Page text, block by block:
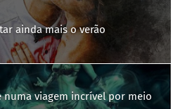
ainda mais o verão
viagem incrível por meio